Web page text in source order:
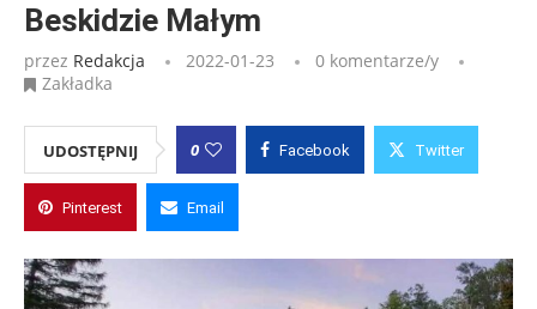
Beskidzie Małym
przez Redakcja 2022-01-23
0 komentarze/y
Zakładka
UDOSTĘPNIJ 0 Facebook Twitter
Pinterest Email